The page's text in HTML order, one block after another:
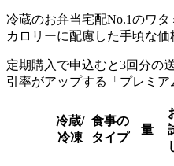
冷蔵のお弁当宅配No.1のワ
カロリーに配慮した手頃な
定期購入で申込むと3回分の
引率がアップする「プレミ
冷蔵/
冷凍
食事の
タイプ
量